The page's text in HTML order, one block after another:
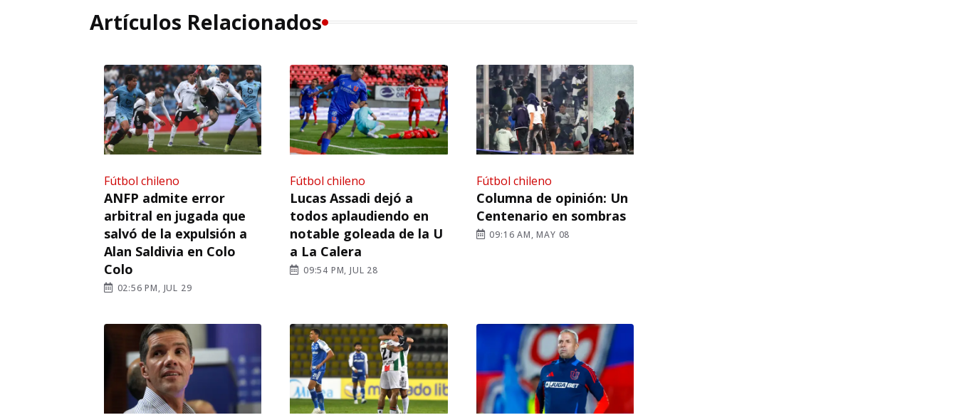
Artículos Relacionados
Fútbol chileno
ANFP admite error
arbitral en jugada que
salvó de la expulsión a
Alan Saldivia en Colo
Colo
02:56 PM, JUL 29
Fútbol chileno
Lucas Assadi dejó a
todos aplaudiendo en
notable goleada de la U
a La Calera
09:54 PM, JUL 28
Fútbol chileno
Columna de opinión: Un
Centenario en sombras
09:16 AM, MAY 08